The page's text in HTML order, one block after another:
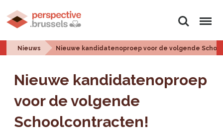
Zoeken Menu
Nieuws Nieuwe kandidatenoproep voor de volgende
Nieuwe kandidatenoproep
voor de volgende
Schoolcontracten!